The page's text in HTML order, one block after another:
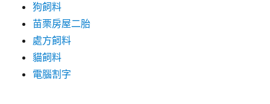
狗飼料
苗栗房屋二胎
處方飼料
貓飼料
電腦割字